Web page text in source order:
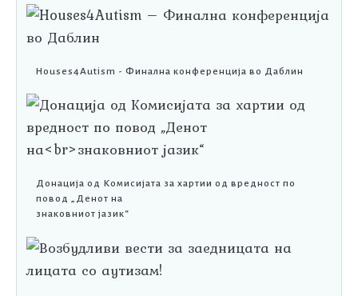
Houses4Autism - Финална конференција во Даблин
Донација од Комисијата за хартии од вредност по
повод „Денот на
знаковниот јазик“